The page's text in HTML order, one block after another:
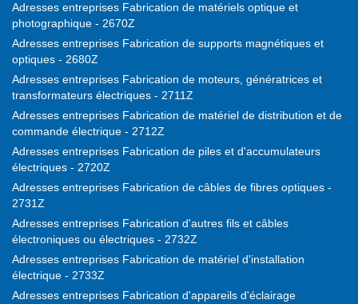
Adresses entreprises Fabrication de matériels optique et
photographique - 2670Z
Adresses entreprises Fabrication de supports magnétiques et
optiques - 2680Z
Adresses entreprises Fabrication de moteurs, génératrices et
transformateurs électriques - 2711Z
Adresses entreprises Fabrication de matériel de distribution et de
commande électrique - 2712Z
Adresses entreprises Fabrication de piles et d'accumulateurs
électriques - 2720Z
Adresses entreprises Fabrication de câbles de fibres optiques -
2731Z
Adresses entreprises Fabrication d'autres fils et câbles
électroniques ou électriques - 2732Z
Adresses entreprises Fabrication de matériel d'installation
électrique - 2733Z
Adresses entreprises Fabrication d'appareils d'éclairage